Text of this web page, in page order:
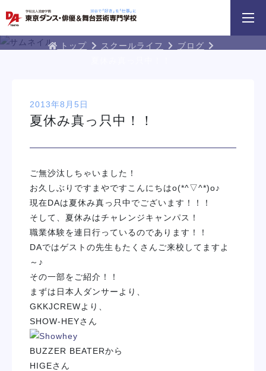
学科・専攻 資料請求 オープンキャンパス
DA TOKYOブログ
トップ スクールライフ
ブログ
2013年8月5日
夏休み真っ只中！！
ご無沙汰しちゃいました！
お久しぶりですまやですこんにちはo(*^▽^*)o♪
現在DAは夏休み真っ只中でございます！！！
そして、夏休みはチャレンジキャンパス！
職業体験を連日行っているのであります！！
DAではゲストの先生もたくさんご来校してますよ
～♪
その一部をご紹介！！
まずは日本人ダンサーより、
GKKJCREWより、
SHOW-HEYさん
BUZZER BEATERから
HIGEさん
イベント一覧を見る
学校紹介
教育システム